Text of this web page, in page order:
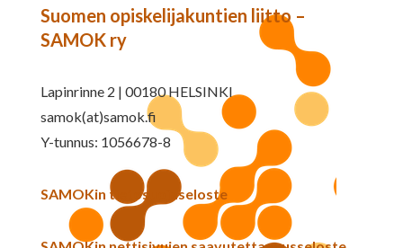
Suomen opiskelijakuntien liitto –
SAMOK ry
Lapinrinne 2 | 00180 HELSINKI
samok(at)samok.fi
Y-tunnus: 1056678-8
SAMOKin tietosuojaseloste